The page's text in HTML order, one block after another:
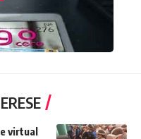
virtual